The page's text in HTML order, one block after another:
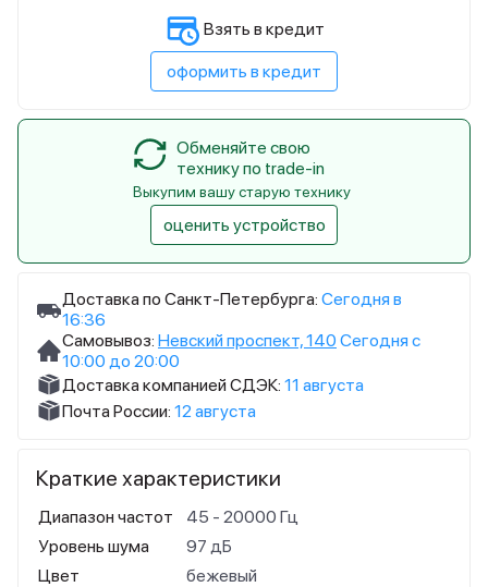
Доставка по Санкт-Петербурга: Сегодня в
16:36
Самовывоз: Невский проспект, 140 Сегодня с
10:00 до 20:00
Доставка компанией СДЭК: 11 августа
Почта России: 12 августа
Краткие характеристики
Диапазон частот
45 - 20000 Гц
Уровень шума
97 дБ
Цвет
бежевый
Взять в кредит
оформить в кредит
Обменяйте свою
технику по trade-in
Выкупим вашу старую технику
оценить устройство